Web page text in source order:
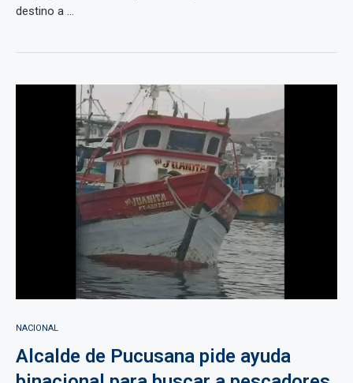
destino a ...
NACIONAL
Alcalde de Pucusana pide ayuda